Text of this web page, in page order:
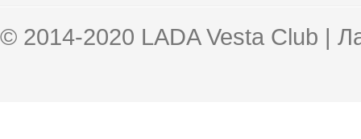
© 2014-2020 LADA Vesta Club |